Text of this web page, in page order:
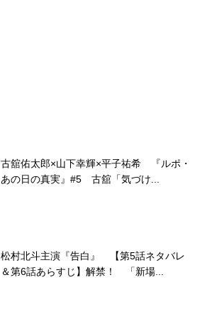
古舘佑太郎×山下幸輝×平子祐希 『ルポ・
あの日の真実』#5 古舘「気づけ...
松村北斗主演『告白』 【第5話ネタバレ
＆第6話あらすじ】解禁！ 「新場...